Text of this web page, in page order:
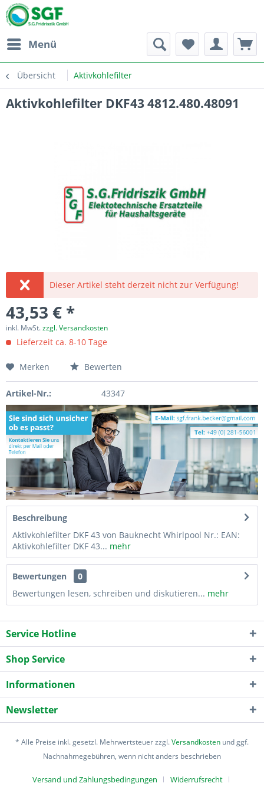
Menü
Übersicht Aktivkohlefilter
Aktivkohlefilter DKF43 4812.480.48091
Dieser Artikel steht derzeit nicht zur Verfügung!
43,53 € *
inkl. MwSt.zzgl. Versandkosten
Lieferzeit ca. 8-10 Tage
Merken Bewerten
Artikel-Nr.: 43347
Beschreibung
Aktivkohlefilter DKF 43 von Bauknecht Whirlpool Nr.: EAN:
Aktivkohlefilter DKF 43... mehr
Bewertungen
0
Bewertungen lesen, schreiben und diskutieren... mehr
Service Hotline
Shop Service
Informationen
Newsletter
* Alle Preise inkl. gesetzl. Mehrwertsteuer zzgl.Versandkosten und ggf.
Nachnahmegebühren, wenn nicht anders beschrieben
Versand und Zahlungsbedingungen Widerrufsrecht